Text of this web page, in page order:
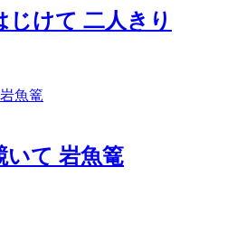
けて 二人きり
いて 岩魚篭